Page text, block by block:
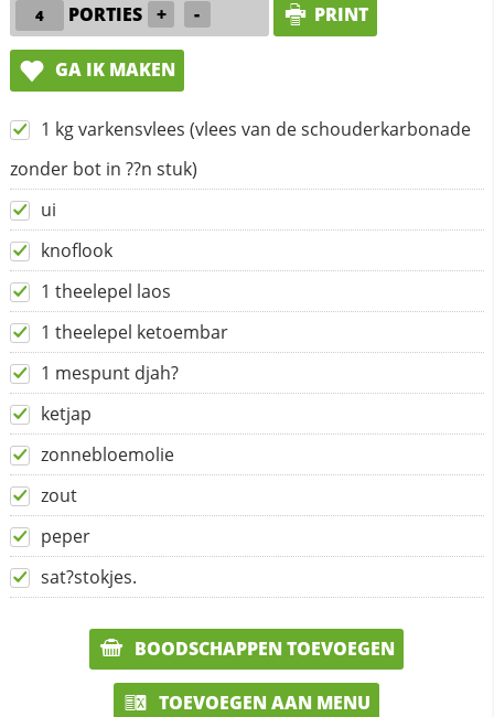
PORTIES + - PRINT
GA IK MAKEN
1 kg varkensvlees (vlees van de schouderkarbonade
zonder bot in ??n stuk)
ui
knoflook
1 theelepel laos
1 theelepel ketoembar
1 mespunt djah?
ketjap
zonnebloemolie
zout
peper
sat?stokjes.
BOODSCHAPPEN TOEVOEGEN
TOEVOEGEN AAN MENU